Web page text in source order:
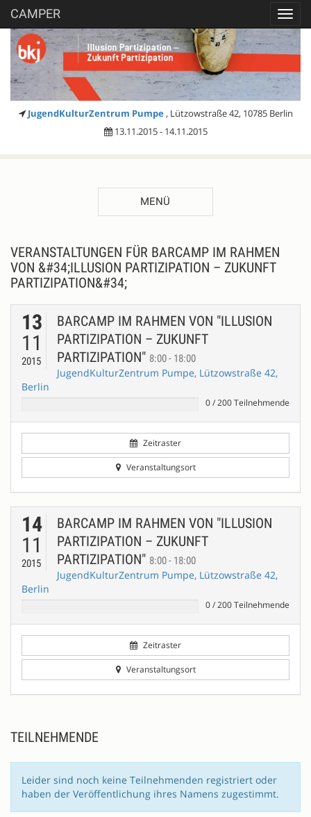
CAMPER
JugendKulturZentrum Pumpe , Lützowstraße 42, 10785 Berlin
13.11.2015 - 14.11.2015
MENÜ
VERANSTALTUNGEN FÜR BARCAMP IM RAHMEN
VON &#34;ILLUSION PARTIZIPATION – ZUKUNFT
PARTIZIPATION&#34;
13
11
2015
BARCAMP IM RAHMEN VON "ILLUSION
PARTIZIPATION – ZUKUNFT
PARTIZIPATION" 8:00 - 18:00
JugendKulturZentrum Pumpe, Lützowstraße 42,
Berlin
0/200Teilnehmende
Zeitraster
Veranstaltungsort
14
11
2015
BARCAMP IM RAHMEN VON "ILLUSION
PARTIZIPATION – ZUKUNFT
PARTIZIPATION" 8:00 - 18:00
JugendKulturZentrum Pumpe, Lützowstraße 42,
Berlin
0/200Teilnehmende
Zeitraster
Veranstaltungsort
TEILNEHMENDE
Leider sind noch keine Teilnehmenden registriert oder
haben der Veröffentlichung ihres Namens zugestimmt.